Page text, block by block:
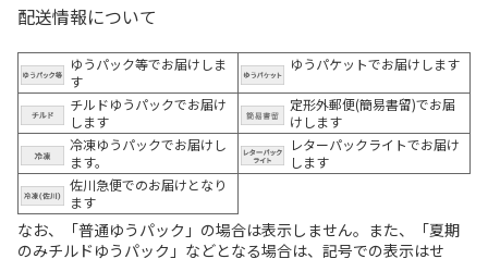
配送情報について
ゆうパック等でお届けしま
す
ゆうパケットでお届けします
チルドゆうパックでお届け
します
定形外郵便(簡易書留)でお届
けします
冷凍ゆうパックでお届けし
ます。
レターパックライトでお届け
します
佐川急便でのお届けとなり
ます
なお、「普通ゆうパック」の場合は表示しません。また、「夏期
のみチルドゆうパック」などとなる場合は、記号での表示はせ